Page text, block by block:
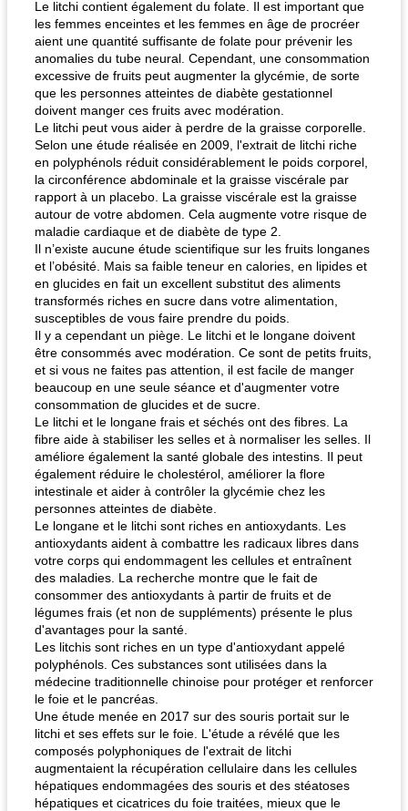
Le litchi contient également du folate. Il est important que
les femmes enceintes et les femmes en âge de procréer
aient une quantité suffisante de folate pour prévenir les
anomalies du tube neural. Cependant, une consommation
excessive de fruits peut augmenter la glycémie, de sorte
que les personnes atteintes de diabète gestationnel
doivent manger ces fruits avec modération.
Le litchi peut vous aider à perdre de la graisse corporelle.
Selon une étude réalisée en 2009, l'extrait de litchi riche
en polyphénols réduit considérablement le poids corporel,
la circonférence abdominale et la graisse viscérale par
rapport à un placebo. La graisse viscérale est la graisse
autour de votre abdomen. Cela augmente votre risque de
maladie cardiaque et de diabète de type 2.
Il n’existe aucune étude scientifique sur les fruits longanes
et l’obésité. Mais sa faible teneur en calories, en lipides et
en glucides en fait un excellent substitut des aliments
transformés riches en sucre dans votre alimentation,
susceptibles de vous faire prendre du poids.
Il y a cependant un piège. Le litchi et le longane doivent
être consommés avec modération. Ce sont de petits fruits,
et si vous ne faites pas attention, il est facile de manger
beaucoup en une seule séance et d'augmenter votre
consommation de glucides et de sucre.
Le litchi et le longane frais et séchés ont des fibres. La
fibre aide à stabiliser les selles et à normaliser les selles. Il
améliore également la santé globale des intestins. Il peut
également réduire le cholestérol, améliorer la flore
intestinale et aider à contrôler la glycémie chez les
personnes atteintes de diabète.
Le longane et le litchi sont riches en antioxydants. Les
antioxydants aident à combattre les radicaux libres dans
votre corps qui endommagent les cellules et entraînent
des maladies. La recherche montre que le fait de
consommer des antioxydants à partir de fruits et de
légumes frais (et non de suppléments) présente le plus
d'avantages pour la santé.
Les litchis sont riches en un type d'antioxydant appelé
polyphénols. Ces substances sont utilisées dans la
médecine traditionnelle chinoise pour protéger et renforcer
le foie et le pancréas.
Une étude menée en 2017 sur des souris portait sur le
litchi et ses effets sur le foie. L'étude a révélé que les
composés polyphoniques de l'extrait de litchi
augmentaient la récupération cellulaire dans les cellules
hépatiques endommagées des souris et des stéatoses
hépatiques et cicatrices du foie traitées, mieux que le